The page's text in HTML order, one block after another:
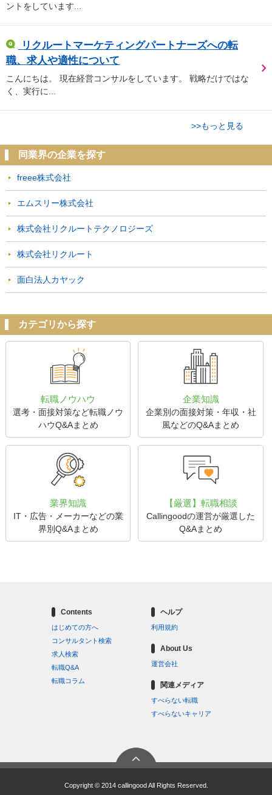
ントをしています...
リクルートマーケティングパートナーズへの転
職、求人や適性について
こんにちは。 現在経営コンサルをしています。 戦略だけではな
く、実行に...
>>もっと見る
同業界の企業を探す
freee株式会社
エムスリー株式会社
株式会社リクルートテクノロジーズ
株式会社リクルート
面白法人カヤック
カテゴリから探す
転職ノウハウ
選考・面接対策など転職ノウ
ハウQ&Aまとめ
企業知識
企業別の面接対策・年収・社
風などのQ&Aまとめ
業界知識
IT・広告・メーカーなどの業
界別Q&Aまとめ
【厳選】転職相談
Callingoodの運営が厳選した
Q&Aまとめ
Contents
はじめての方へ
コンサルタント検索
求人検索
転職Q&A
転職コラム
ヘルプ
利用規約
About Us
運営会社
関連メディア
すべらない転職
すべらないキャリア
Copyright © 2014 callingood All Rights Reserved.